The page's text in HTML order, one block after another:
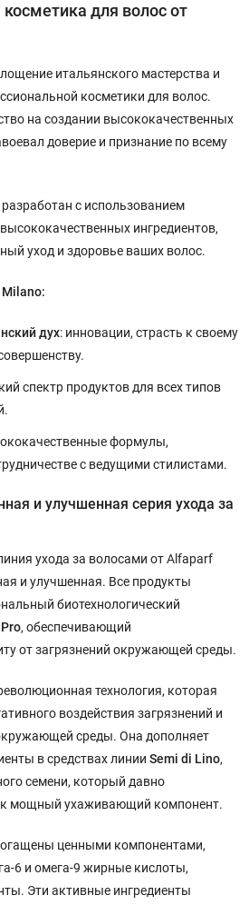
для волос от
итальянского мастерства и
косметики для волос.
на создании высококачественных
доверие и признание по всему
с использованием
ингредиентов,
уход и здоровье ваших волос.
Milano:
дух: инновации, страсть к своему
спектр продуктов для всех типов
формулы,
с ведущими стилистами.
и улучшенная серия ухода за
ухода за волосами от Alfaparf
и улучшенная. Все продукты
биотехнологический
, обеспечивающий
от загрязнений окружающей среды.
технология, которая
воздействия загрязнений и
среды. Она дополняет
в средствах линии Semi di Lino,
семени, который давно
мощный ухаживающий компонент.
ценными компонентами,
6 и омега-9 жирные кислоты,
Эти активные ингредиенты